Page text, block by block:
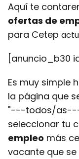
Aquí te
ofertas de
para Cetep act
[anuncio_b30
Es muy simple
la página que
"---todos/as---
seleccionar tu
empleo más
vacante que